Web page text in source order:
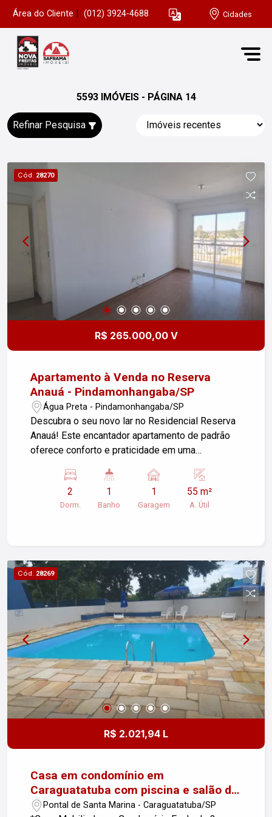
Área do Cliente (012) 3924-4688 Cidades
5593 IMÓVEIS - PÁGINA 14
Refinar Pesquisa
Cód. 28270
R$ 265.000,00 V
Apartamento à Venda no Reserva
Anauá - Pindamonhangaba/SP
Água Preta - Pindamonhangaba/SP
Descubra o seu novo lar no Residencial Reserva
Anauá! Este encantador apartamento de padrão
oferece conforto e praticidade em uma
Área útil: 55,00 m² - 2 Dormitórios: Perfeitos para
sua família ou para transformar em home office. -
Sala de Estar: Um espaço acolhedor, ideal para
quartzo, combinando beleza e durabilidade. -
Sacada: Aproveite a luz do sol da manhã e a vista
ao seu redor. - Área de Serviço: Prática e
funcional, atende a todas as suas necessidades.
- 1 Vaga de Garagem: Comodidade e segurança
para o seu veículo. - Piso Laminado: Elegância e
conforto na sala e nos quartos. Este apartamento
é ideal para quem busca um ambiente agradável,
com ótima iluminação natural e acabamentos de
qualidade. Aproveite a oportunidade de viver em
um local tranquilo, próximo a comércio e serviços
2
Dorm.
1
Banho
1
Garagem
55 m²
A. Útil
Cód. 28269
R$ 2.021,94 L
Casa em condomínio em
Caraguatatuba com piscina e salão de
jogos
Pontal de Santa Marina - Caraguatatuba/SP